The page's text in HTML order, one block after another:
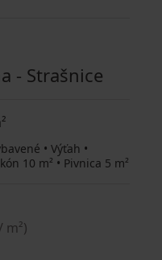
- Strašnice
• Výťah •
10 m² • Pivnica 5 m²
m²)